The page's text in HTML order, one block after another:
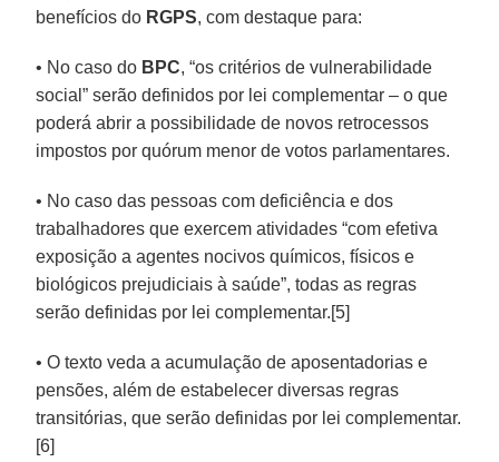
benefícios do RGPS, com destaque para:
• No caso do BPC, “os critérios de vulnerabilidade
social” serão definidos por lei complementar – o que
poderá abrir a possibilidade de novos retrocessos
impostos por quórum menor de votos parlamentares.
• No caso das pessoas com deficiência e dos
trabalhadores que exercem atividades “com efetiva
exposição a agentes nocivos químicos, físicos e
biológicos prejudiciais à saúde”, todas as regras
serão definidas por lei complementar.[5]
• O texto veda a acumulação de aposentadorias e
pensões, além de estabelecer diversas regras
transitórias, que serão definidas por lei complementar.
[6]